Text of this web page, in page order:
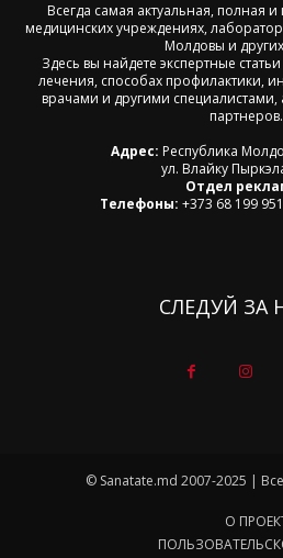
Всегда самая актуальная, полная
медицинских учреждениях,
Молдовы и
Здесь вы найдете экспертные
лечения, способах профилактики,
врачами и другими специалистами,
партнеров.
Адрес: Республика
ул. Влайку
Отдел
Телефоны: +373 68 199
СЛЕДУЙ ЗА
© Sanatate.md 2007-2025 |
О